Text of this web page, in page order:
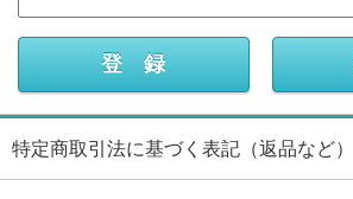
特定商取引法に基づく表記（返品など）